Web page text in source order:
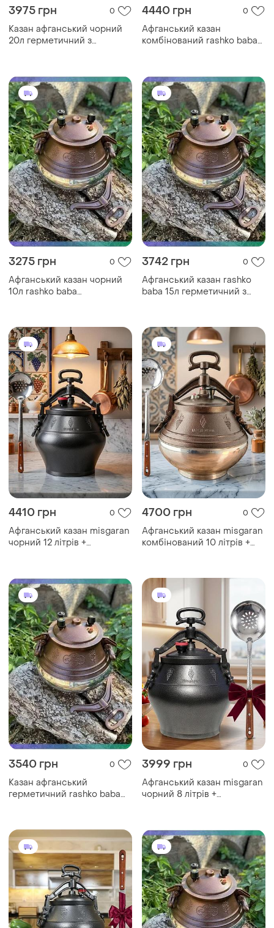
3975 грн 0
Казан афганський чорний
20л герметичний з
sku_2180-20b
4440 грн 0
Афганський казан
комбінований rashko baba
3275 грн 0
Афганський казан чорний
10л rashko baba
вогні sku_2180-10b
3742 грн 0
Афганський казан rashko
baba 15л герметичний з
sku_2180-15b
4410 грн 0
Афганський казан misgaran
чорний 12 літрів +
4700 грн 0
Афганський казан misgaran
комбінований 10 літрів +
3540 грн 0
Казан афганський
герметичний rashko baba
вогні sku_2180-12c
3999 грн 0
Афганський казан misgaran
чорний 8 літрів +